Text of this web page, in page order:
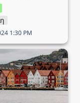
1:30 PM
Μπέργκεν → 6
336€,
και διαμονή